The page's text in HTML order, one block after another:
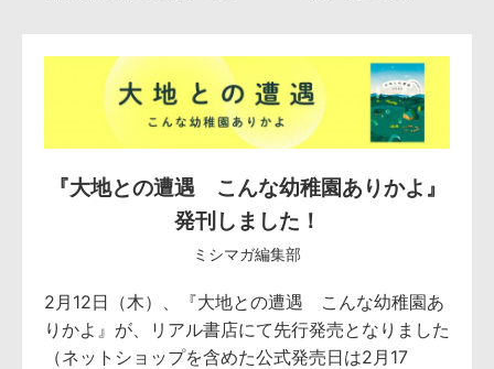
『大地との遭遇 こんな幼稚園ありかよ』
発刊しました！
ミシマガ編集部
2月12日（木）、『大地との遭遇 こんな幼稚園あ
りかよ』が、リアル書店にて先行発売となりました
（ネットショップを含めた公式発売日は2月17